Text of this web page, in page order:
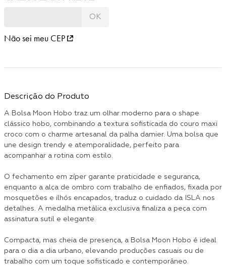
Não sei meu CEP
Descrição do Produto
A Bolsa Moon Hobo traz um olhar moderno para o shape
clássico hobo, combinando a textura sofisticada do couro maxi
croco com o charme artesanal da palha damier. Uma bolsa que
une design trendy e atemporalidade, perfeito para
acompanhar a rotina com estilo.
O fechamento em zíper garante praticidade e segurança,
enquanto a alça de ombro com trabalho de enfiados, fixada por
mosquetões e ilhós encapados, traduz o cuidado da ISLA nos
detalhes. A medalha metálica exclusiva finaliza a peça com
assinatura sutil e elegante.
Compacta, mas cheia de presença, a Bolsa Moon Hobo é ideal
para o dia a dia urbano, elevando produções casuais ou de
trabalho com um toque sofisticado e contemporâneo.